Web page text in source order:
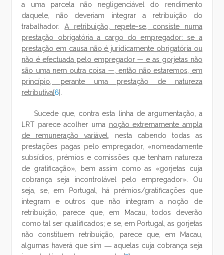
a uma parcela não negligenciável do rendimento
daquele, não deveriam integrar a retribuição do
trabalhador.A retribuição, repete-se, consiste numa
prestação obrigatória a cargo do empregador: se a
prestação em causa não é juridicamente obrigatória ou
não é efectuada pelo empregador — e as gorjetas não
são uma nem outra coisa —, então não estaremos, em
princípio, perante uma prestação de natureza
retributiva[6].
Sucede que, contra esta linha de argumentação, a
LRT parece acolher uma noção extremamente ampla
de remuneração variável
, nesta cabendo todas as
prestações pagas pelo empregador, «nomeadamente
subsídios, prémios e comissões que tenham natureza
de gratificação», bem assim como as «gorjetas cuja
cobrança seja incontrolável pelo empregador». Ou
seja, se, em Portugal, há prémios/gratificações que
integram e outros que não integram a noção de
retribuição, parece que, em Macau, todos deverão
como tal ser qualificados; e se, em Portugal, as gorjetas
não constituem retribuição, parece que, em Macau,
algumas haverá que sim ― aquelas cuja cobrança seja